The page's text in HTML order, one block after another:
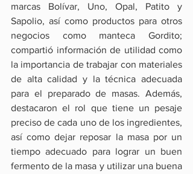
marcas Bolívar, Uno, Opal, Patito y
Sapolio, así como productos para otros
negocios como manteca Gordito;
compartió información de utilidad como
la importancia de trabajar con materiales
de alta calidad y la técnica adecuada
para el preparado de masas. Además,
destacaron el rol que tiene un pesaje
preciso de cada uno de los ingredientes,
así como dejar reposar la masa por un
tiempo adecuado para lograr un buen
fermento de la masa y utilizar una buena